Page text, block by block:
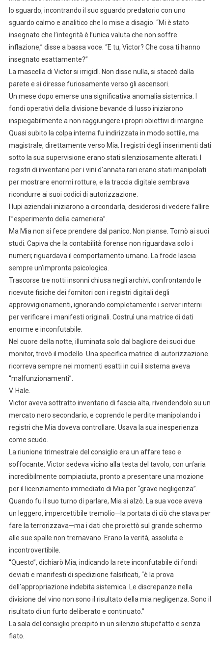
lo sguardo, incontrando il suo sguardo predatorio con uno
sguardo calmo e analitico che lo mise a disagio. “Mi è stato
insegnato che l’integrità è l’unica valuta che non soffre
inflazione,” disse a bassa voce. “E tu, Victor? Che cosa ti hanno
insegnato esattamente?”
La mascella di Victor si irrigidì. Non disse nulla, si staccò dalla
parete e si diresse furiosamente verso gli ascensori.
Un mese dopo emerse una significativa anomalia sistemica. I
fondi operativi della divisione bevande di lusso iniziarono
inspiegabilmente a non raggiungere i propri obiettivi di margine.
Quasi subito la colpa interna fu indirizzata in modo sottile, ma
magistrale, direttamente verso Mia. I registri degli inserimenti dati
sotto la sua supervisione erano stati silenziosamente alterati. I
registri di inventario per i vini d’annata rari erano stati manipolati
per mostrare enormi rotture, e la traccia digitale sembrava
ricondurre ai suoi codici di autorizzazione.
I lupi aziendali iniziarono a circondarla, desiderosi di vedere fallire
l'”esperimento della cameriera”.
Ma Mia non si fece prendere dal panico. Non pianse. Tornò ai suoi
studi. Capiva che la contabilità forense non riguardava solo i
numeri; riguardava il comportamento umano. La frode lascia
sempre un’impronta psicologica.
Trascorse tre notti insonni chiusa negli archivi, confrontando le
ricevute fisiche dei fornitori con i registri digitali degli
approvvigionamenti, ignorando completamente i server interni
per verificare i manifesti originali. Costruì una matrice di dati
enorme e inconfutabile.
Nel cuore della notte, illuminata solo dal bagliore dei suoi due
monitor, trovò il modello. Una specifica matrice di autorizzazione
ricorreva sempre nei momenti esatti in cui il sistema aveva
“malfunzionamenti”.
V. Hale.
Victor aveva sottratto inventario di fascia alta, rivendendolo su un
mercato nero secondario, e coprendo le perdite manipolando i
registri che Mia doveva controllare. Usava la sua inesperienza
come scudo.
La riunione trimestrale del consiglio era un affare teso e
soffocante. Victor sedeva vicino alla testa del tavolo, con un’aria
incredibilmente compiaciuta, pronto a presentare una mozione
per il licenziamento immediato di Mia per “grave negligenza”.
Quando fu il suo turno di parlare, Mia si alzò. La sua voce aveva
un leggero, impercettibile tremolio—la portata di ciò che stava per
fare la terrorizzava—ma i dati che proiettò sul grande schermo
alle sue spalle non tremavano. Erano la verità, assoluta e
incontrovertibile.
“Questo”, dichiarò Mia, indicando la rete inconfutabile di fondi
deviati e manifesti di spedizione falsificati, “è la prova
dell’appropriazione indebita sistemica. Le discrepanze nella
divisione del vino non sono il risultato della mia negligenza. Sono il
risultato di un furto deliberato e continuato.”
La sala del consiglio precipitò in un silenzio stupefatto e senza
fiato.